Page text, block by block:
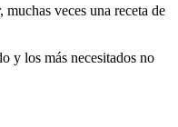
veces una receta de
y los más necesitados no